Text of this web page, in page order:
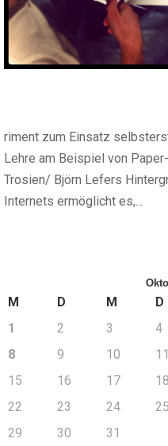
riment zum Einsatz
Lehre am Beispiel von
Trosien/ Björn Lefers
Internets ermöglicht es,...
M D M D
1
2 3 4
8
9 10 11
15
16 17 18
22
23 24 25
29
30
31